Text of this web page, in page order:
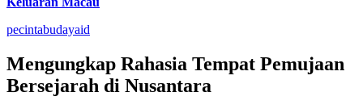
pecintabudayaid
Mengungkap Rahasia Tempat Pemujaan
Bersejarah di Nusantara